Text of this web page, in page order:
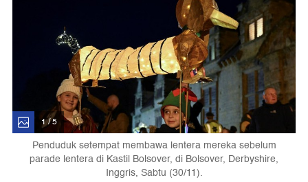
1 / 5
Penduduk setempat membawa lentera mereka sebelum
parade lentera di Kastil Bolsover, di Bolsover, Derbyshire,
Inggris, Sabtu (30/11).